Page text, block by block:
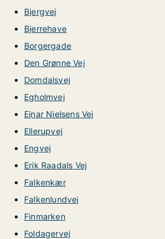
Bjergvej
Bjerrehave
Borgergade
Den Grønne Vej
Domdalsvej
Egholmvej
Ejnar Nielsens Vej
Ellerupvej
Engvej
Erik Raadals Vej
Falkenkær
Falkenlundvej
Finmarken
Foldagervej